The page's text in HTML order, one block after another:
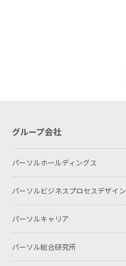
グループ会社
パーソルホールディングス
パーソルビジネスプロセスデザイン
パーソルキャリア
パーソル総合研究所